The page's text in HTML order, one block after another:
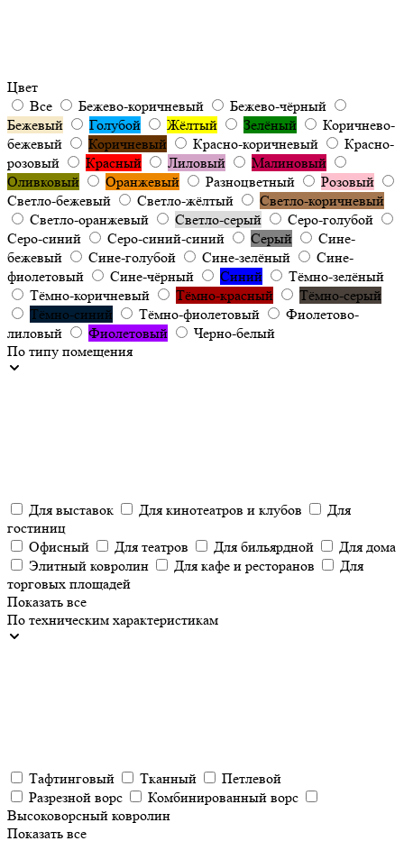
Цвет
Все
Бежево-коричневый
Бежево-чёрный
Бежевый
Голубой Жёлтый Зелёный
Коричнево-
бежевый
Коричневый Красно-коричневый
Красно-
розовый
Красный Лиловый
Малиновый
Оливковый
Оранжевый Разноцветный
Розовый
Светло-бежевый
Светло-жёлтый
Светло-коричневый
Светло-оранжевый
Светло-серый
Серо-голубой
Серо-синий
Серо-синий-синий Серый
Сине-
бежевый
Сине-голубой Сине-зелёный
Сине-
фиолетовый
Сине-чёрный Синий
Тёмно-зелёный
Тёмно-коричневый
Тёмно-красный
Тёмно-серый
Тёмно-синий
Тёмно-фиолетовый
Фиолетово-
лиловый
Фиолетовый
Черно-белый
По типу помещения
Для выставок Для кинотеатров и клубов
Для
гостиниц
Офисный
Для театров Для бильярдной
Для дома
Элитный ковролин
Для кафе и ресторанов
Для
торговых площадей
Показать все
По техническим характеристикам
Тафтинговый Тканный
Петлевой
Разрезной ворс
Комбинированный ворс
Высоковорсный ковролин
Показать все